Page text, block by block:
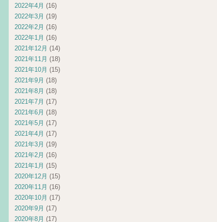
2022年4月 (16)
2022年3月 (19)
2022年2月 (16)
2022年1月 (16)
2021年12月 (14)
2021年11月 (18)
2021年10月 (15)
2021年9月 (18)
2021年8月 (18)
2021年7月 (17)
2021年6月 (18)
2021年5月 (17)
2021年4月 (17)
2021年3月 (19)
2021年2月 (16)
2021年1月 (15)
2020年12月 (15)
2020年11月 (16)
2020年10月 (17)
2020年9月 (17)
2020年8月 (17)